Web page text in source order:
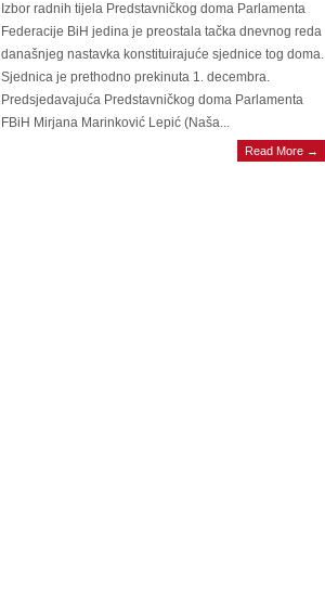
Izbor radnih tijela Predstavničkog doma Parlamenta
Federacije BiH jedina je preostala tačka dnevnog reda
današnjeg nastavka konstituirajuće sjednice tog doma.
Sjednica je prethodno prekinuta 1. decembra.
Predsjedavajuća Predstavničkog doma Parlamenta
FBiH Mirjana Marinković Lepić (Naša...
Read More →